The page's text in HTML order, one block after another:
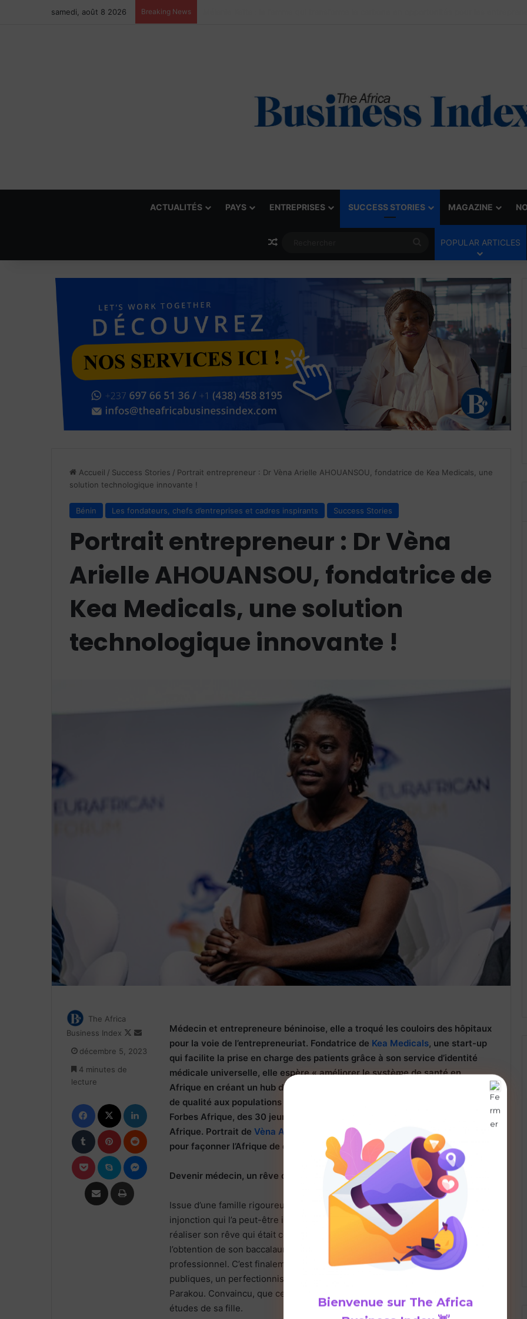
samedi, août 8 2026 Breaking News
ACTUALITÉS PAYS ENTREPRISES SUCCESS STORIES MAGAZINE
Article Aléatoire Rechercher
POPULAR ARTICLES
Accueil / Success Stories / Portrait entrepreneur : Dr Vèna Arielle AHOUANSOU, fondatrice de Kea Medicals, une
solution technologique innovante !
Bénin Les fondateurs, chefs d’entreprises et cadres inspirants Success Stories
Portrait entrepreneur : Dr Vèna
Arielle AHOUANSOU, fondatrice de
Kea Medicals, une solution
technologique innovante !
Médecin et entrepreneure béninoise, elle a troqué les couloirs des hôpitaux
pour la voie de l’entrepreneuriat. Fondatrice de Kea Medicals, une start-up
qui facilite la prise en charge des patients grâce à son service d’identité
médicale universelle, elle espère « améliorer le système de santé en
Afrique en créant un hub de santé numérique qui facilite l’accès aux soins
de qualité aux populations à la base ». Elle a été classée sur la liste 2018
de
Forbes Afrique, des 30 jeunes de moins de 30 ans les plus prometteurs en
Afrique. Portrait de Vèna Arielle AHOUANSOU
, une Africaine qui innove
pour façonner l’Afrique de demain, dans le domaine de la santé.
Devenir médecin, un rêve d’enfance
Issue d’une famille rigoureuse, à l’école, il fallait être la meilleure. Une
injonction qui l’a peut-être inconsciemment poussée à se surpasser et à
réaliser son rêve qui était celui de faire carrière dans la médecine. Mais après
l’obtention de son baccalauréat, Vèna doute et remet en cause son projet
professionnel. C’est finalement son père, un administrateur des finances
publiques, un perfectionniste, qui l’envoie à la faculté de médecine de
Parakou. Convaincu, que ce rêve est le bon choix, il financera l’intégralité des
études de sa fille.
Bienvenue surThe Africa
The Africa
Business Index
Follow
X
Envoyer
courriel
décembre 5, 2023
4 minutes de
lecture
Facebook Linkedin
Tumblr Pinterest
Pocket Skype
Partager par email Imprimer